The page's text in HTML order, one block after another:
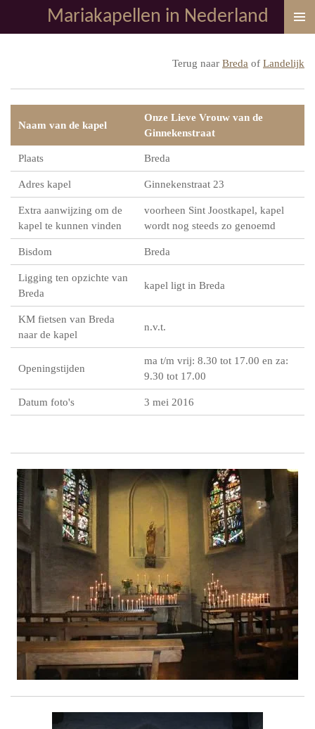
direct
Mariakapellen in Nederland
Terug naar Breda of Landelijk
Naam van de kapel
Onze Lieve Vrouw van de
Ginnekenstraat
Plaats Breda
Adres kapel Ginnekenstraat 23
Extra aanwijzing om de
kapel te kunnen vinden
voorheen Sint Joostkapel, kapel
wordt nog steeds zo genoemd
Bisdom Breda
Ligging ten opzichte van
Breda
kapel ligt in Breda
KM fietsen van Breda
naar de kapel
n.v.t.
Openingstijden
ma t/m vrij: 8.30 tot 17.00 en za:
9.30 tot 17.00
Datum foto's 3 mei 2016